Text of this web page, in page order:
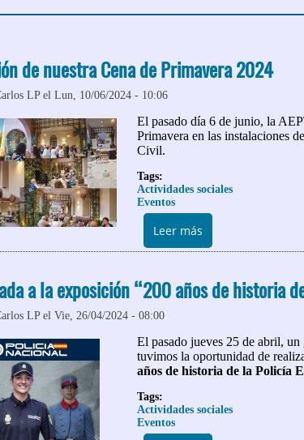
de nuestra Cena de Primavera 2024
LPel Lun, 10/06/2024 - 10:06
El pasado día 6 de junio, la
Primavera en las instalaciones
Civil.
Tags:
Actividades sociales
Eventos
Leer más
a la exposición “200 años de historia
LPel Vie, 26/04/2024 - 08:00
El pasado jueves 25 de abril, un
tuvimos la oportunidad de
años de historia de la Policía
Tags:
Actividades sociales
Eventos